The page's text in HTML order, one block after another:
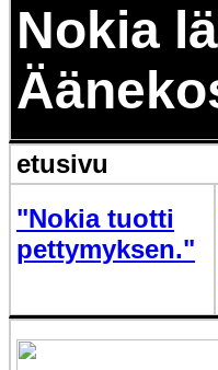
Nokia
etusivu
"Nokia tuotti
pettymyksen."